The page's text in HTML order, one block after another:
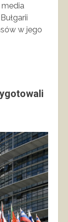
media
w jego